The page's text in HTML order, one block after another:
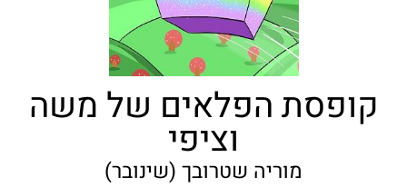
קופסת הפלאים של משה
וציפי
מוריה שטרובך (שינובר)